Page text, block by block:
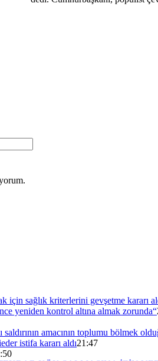
için sağlık kriterlerini gevşetme kararı
yeniden kontrol altına almak zorunda“
amacının toplumu bölmek
istifa kararı aldı21:47